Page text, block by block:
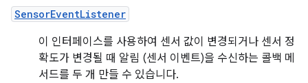
SensorEventListener
이 인터페이스를 사용하여 센서 값이 변경되거나 센서 정
확도가 변경될 때 알림 (센서 이벤트)을 수신하는 콜백 메
서드를 두 개 만들 수 있습니다.